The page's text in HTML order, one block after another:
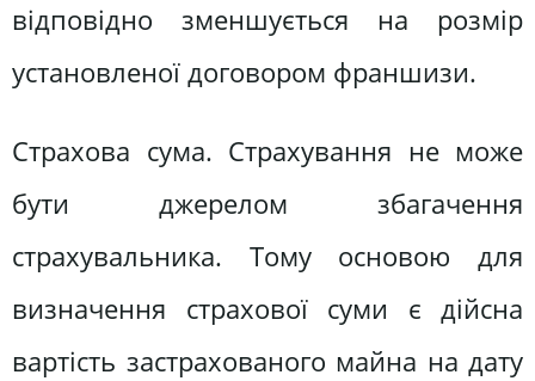
відповідно зменшується на розмір
установленої договором франшизи.
Страхова сума. Страхування не може
бути джерелом збагачення
страхувальника. Тому основою для
визначення страхової суми є дійсна
вартість застрахованого майна на дату